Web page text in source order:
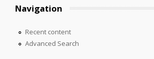
Navigation
Recent content
Advanced Search